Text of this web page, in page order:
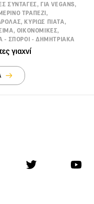
ΣΥΝΤΑΓΕΣ, ΓΙΑ VEGANS,
ΤΡΑΠΕΖΙ,
ΚΥΡΙΩΣ ΠΙΑΤΑ,
ΟΙΚΟΝΟΜΙΚΕΣ,
- ΣΠΟΡΟΙ - ΔΗΜΗΤΡΙΑΚΑ
γιαχνί